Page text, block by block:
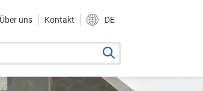
Über uns Kontakt DE